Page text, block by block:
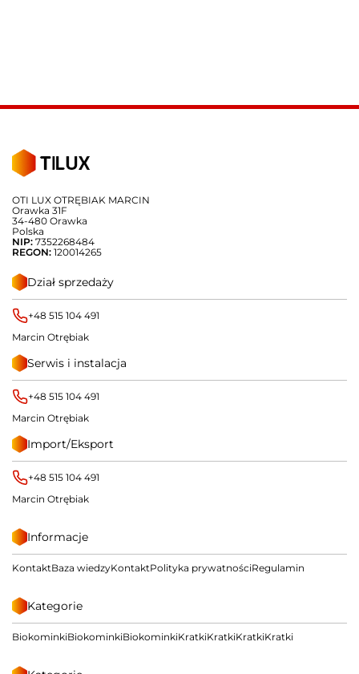
OTI LUX OTRĘBIAK MARCIN
Orawka 31F
34-480 Orawka
Polska
NIP: 7352268484
REGON: 120014265
Dział sprzedaży
+48 515 104 491
Marcin Otrębiak
Serwis i instalacja
+48 515 104 491
Marcin Otrębiak
Import/Eksport
+48 515 104 491
Marcin Otrębiak
Informacje
KontaktBaza wiedzyKontaktPolityka prywatnościRegulamin
Kategorie
BiokominkiBiokominkiBiokominkiKratkiKratkiKratkiKratki